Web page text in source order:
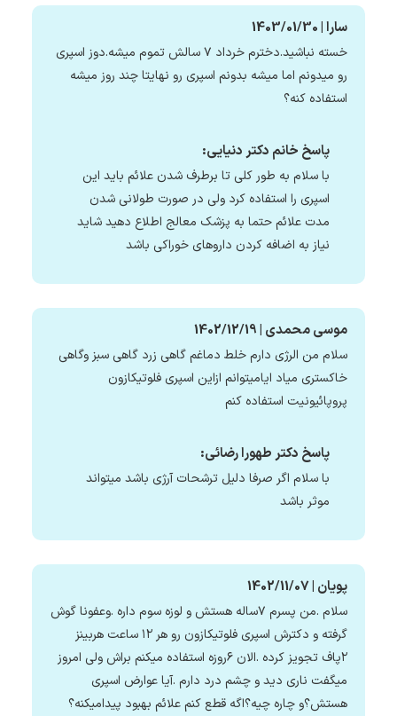
سارا | 1403/01/30
خسته نباشید.دخترم خرداد ۷ سالش تموم میشه.دوز اسپری
رو میدونم اما میشه بدونم اسپری رو نهایتا چند روز میشه
استفاده کنه؟
پاسخ خانم دکتر دنیایی:
با سلام به طور کلی تا برطرف شدن علائم باید این
اسپری را استفاده کرد ولی در صورت طولانی شدن
مدت علائم حتما به پزشک معالج اطلاع دهید شاید
نیاز به اضافه کردن داروهای خوراکی باشد
موسی محمدی | 1402/12/19
سلام من الرژی دارم خلط دماغم گاهی زرد گاهی سبز وگاهی
خاکستری میاد ایامیتوانم ازاین اسپری فلوتیکازون
پروپائیونیت استفاده کنم
پاسخ دکتر طهورا رضائی:
با سلام اگر صرفا دلیل ترشحات آرژی باشد میتواند
موثر باشد
پویان | 1402/11/07
سلام .من پسرم ۷ساله هستش و لوزه سوم داره .وعفونا گوش
گرفته و دکترش اسپری فلوتیکازون رو هر ۱۲ ساعت هربینز
۲پاف تجویز کرده .الان ۶روزه استفاده میکنم براش ولی امروز
میگفت ناری دید و چشم درد دارم .آیا عوارض اسپری
هستش؟و چاره چیه؟اگه قطع کنم علائم بهبود پیدامیکنه؟